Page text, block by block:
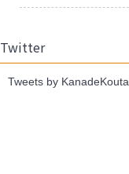
Twitter
Tweets by KanadeKouta